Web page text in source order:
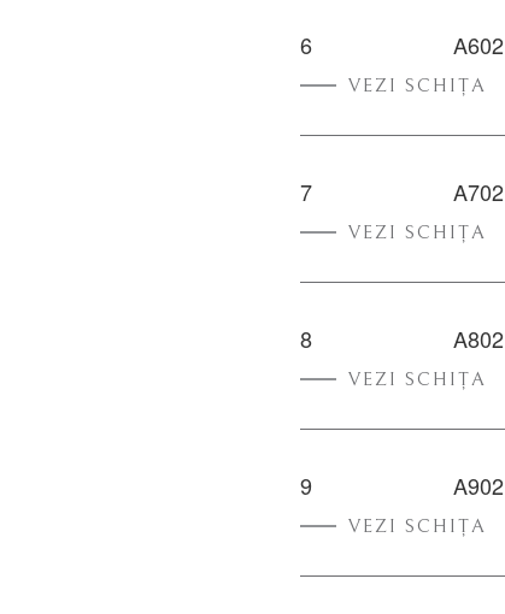
6 A602
VEZI SCHIȚA
7 A702
VEZI SCHIȚA
8 A802
VEZI SCHIȚA
9 A902
VEZI SCHIȚA